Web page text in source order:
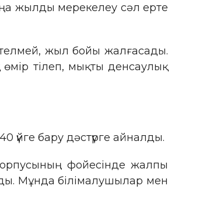
жылды мерекелеу сәл ерте
жыл бойы жалғасады.
өмір тілеп, мықты денсаулық
үйге бару дәстүрге айналды.
фойесінде жалпы
Мұнда білімалушылар мен